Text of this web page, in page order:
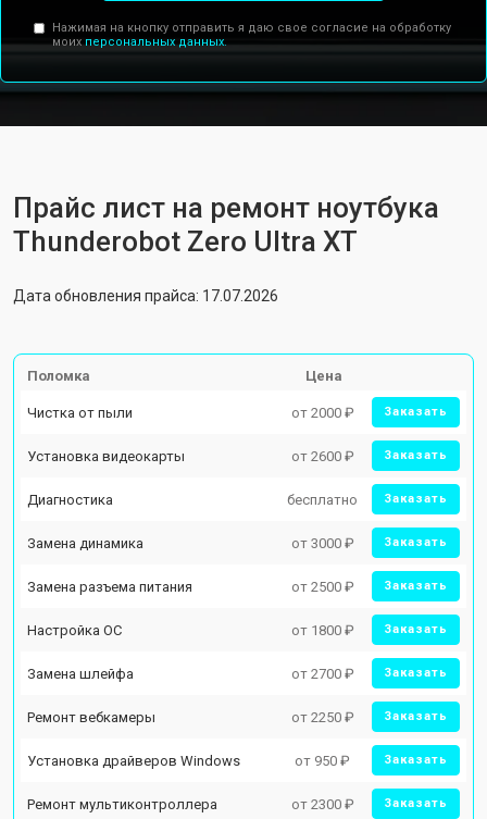
Нажимая на кнопку отправить я даю свое согласие на обработку
моихперсональных данных.
Прайс лист на ремонт ноутбука
Thunderobot Zero Ultra XT
Дата обновления прайса: 17.07.2026
Поломка Цена
Чистка от пыли от 2000 ₽ Заказать
Установка видеокарты от 2600 ₽ Заказать
Диагностика бесплатно Заказать
Замена динамика от 3000 ₽ Заказать
Замена разъема питания от 2500 ₽ Заказать
Настройка ОС от 1800 ₽ Заказать
Замена шлейфа от 2700 ₽ Заказать
Ремонт вебкамеры от 2250 ₽ Заказать
Установка драйверов Windows от 950 ₽ Заказать
Ремонт мультиконтроллера от 2300 ₽ Заказать